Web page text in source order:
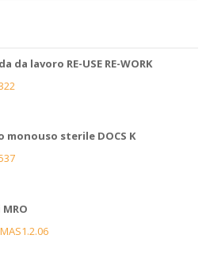
da lavoro RE-USE RE-WORK
monouso sterile DOCS K